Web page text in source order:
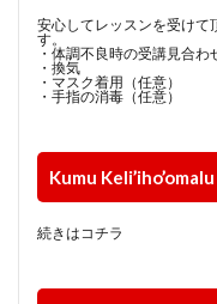
安心してレッスンを受けて
す。
・体調不良時の受講見合わ
・換気
・マスク着用（任意）
・手指の消毒（任意）
Kumu
続きはコチラ